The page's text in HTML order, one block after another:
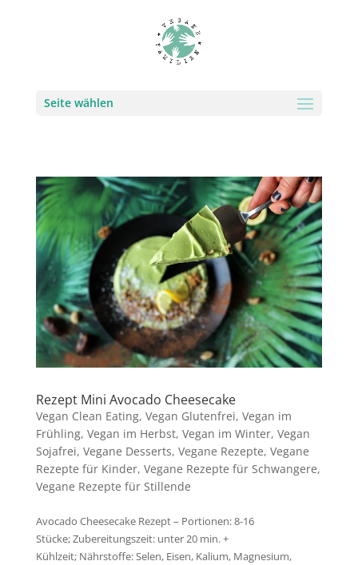
Seite wählen
Rezept Mini Avocado Cheesecake
Vegan Clean Eating, Vegan Glutenfrei, Vegan im
Frühling, Vegan im Herbst, Vegan im Winter, Vegan
Sojafrei, Vegane Desserts, Vegane Rezepte, Vegane
Rezepte für Kinder, Vegane Rezepte für Schwangere,
Vegane Rezepte für Stillende
Avocado Cheesecake Rezept – Portionen: 8-16
Stücke; Zubereitungszeit: unter 20 min. +
Kühlzeit; Nährstoffe: Selen, Eisen, Kalium, Magnesium,